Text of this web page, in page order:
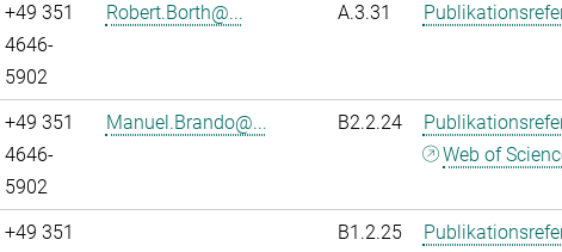
+49 351
4646-
5902
Robert.Borth@... A.3.31
+49 351
4646-
5902
Manuel.Brando@... B2.2.24
Web of
+49 351
B1.2.25